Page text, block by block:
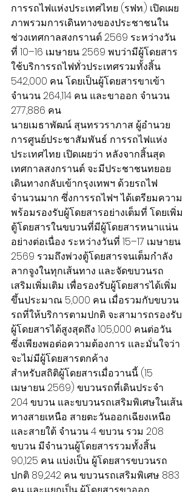
การรถไฟแห่งประเทศไทย (รฟท.) เปิดเผย
ภาพรวมการเดินทางของประชาชนใน
ช่วงเทศกาลสงกรานต์ 2569 ระหว่างวัน
ที่ 10–16 เมษายน 2569 พบว่ามีผู้โดยสาร
ใช้บริการรถไฟทั่วประเทศรวมทั้งสิ้น
542,000 คน โดยเป็นผู้โดยสารขาเข้า
จำนวน 264,114 คน และขาออก จำนวน
277,886 คน
นายเมธาพัฒน์ สุนทรวราภาส ผู้อำนวย
การศูนย์ประชาสัมพันธ์ การรถไฟแห่ง
ประเทศไทย เปิดเผยว่า หลังจากสิ้นสุด
เทศกาลสงกรานต์ จะมีประชาชนทยอย
เดินทางกลับเข้ากรุงเทพฯ ด้วยรถไฟ
จำนวนมาก ซึ่งการรถไฟฯ ได้เตรียมความ
พร้อมรองรับผู้โดยสารอย่างเต็มที่ โดยเพิ่ม
ตู้โดยสารในขบวนที่มีผู้โดยสารหนาแน่น
อย่างต่อเนื่อง ระหว่างวันที่ 15–17 เมษายน
2569 รวมถึงพ่วงตู้โดยสารจนเต็มกำลัง
ลากจูงในทุกเส้นทาง และจัดขบวนรถ
เสริมเพิ่มเติม เพื่อรองรับผู้โดยสารได้เพิ่ม
ขึ้นประมาณ 5,000 คน เมื่อรวมกับขบวน
รถที่ให้บริการตามปกติ จะสามารถรองรับ
ผู้โดยสารได้สูงสุดถึง 105,000 คนต่อวัน
ซึ่งเพียงพอต่อความต้องการ และมั่นใจว่า
จะไม่มีผู้โดยสารตกค้าง
สำหรับสถิติผู้โดยสารเมื่อวานนี้ (15
เมษายน 2569) ขบวนรถที่เดินประจำ
204 ขบวน และขบวนรถเสริมพิเศษในเส้น
ทางสายเหนือ สายตะวันออกเฉียงเหนือ
และสายใต้ จำนวน 4 ขบวน รวม 208
ขบวน มีจำนวนผู้โดยสารรวมทั้งสิ้น
90,125 คน แบ่งเป็น ผู้โดยสารขบวนรถ
ปกติ 89,242 คน ขบวนรถเสริมพิเศษ 883